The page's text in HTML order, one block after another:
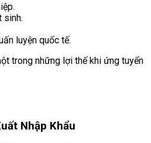
sinh.
luyện quốc tế.
trong những lợi thế khi ứng tuyển
Nhập Khẩu